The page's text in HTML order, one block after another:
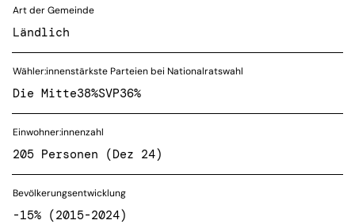
Art der Gemeinde
Ländlich
Wähler:innenstärkste Parteien bei Nationalratswahl
Die Mitte38%SVP36%
Einwohner:innenzahl
205 Personen (Dez 24)
Bevölkerungsentwicklung
-15% (2015-2024)